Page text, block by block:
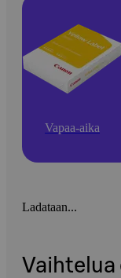
Vapaa-aika
Ladataan...